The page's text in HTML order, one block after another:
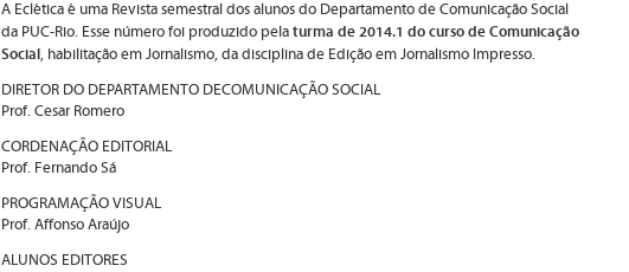
A Eclética é uma Revista semestral dos alunos do Departamento de Comunicação Social
da PUC-Rio. Esse número foi produzido pela turma de 2014.1 do curso de Comunicação
Social, habilitação em Jornalismo, da disciplina de Edição em Jornalismo Impresso.
DIRETOR DO DEPARTAMENTO DECOMUNICAÇÃO SOCIAL
Prof. Cesar Romero
CORDENAÇÃO EDITORIAL
Prof. Fernando Sá
PROGRAMAÇÃO VISUAL
Prof. Affonso Araújo
ALUNOS EDITORES